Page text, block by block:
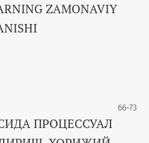
ZAMONAVIY
66-73
ПРОЦЕССУАЛ